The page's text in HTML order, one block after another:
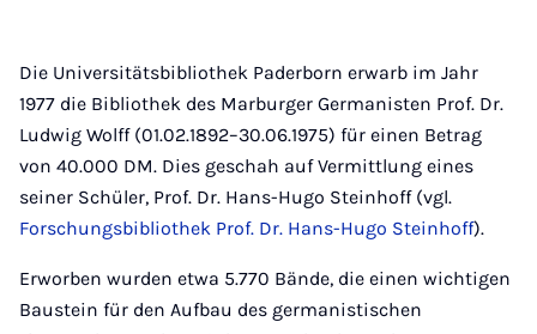
Die Universitätsbibliothek Paderborn erwarb im Jahr
1977 die Bibliothek des Marburger Germanisten Prof. Dr.
Ludwig Wolff (01.02.1892–30.06.1975) für einen Betrag
von 40.000 DM. Dies geschah auf Vermittlung eines
seiner Schüler, Prof. Dr. Hans-Hugo Steinhoff (vgl.
Forschungsbibliothek Prof. Dr. Hans-Hugo Steinhoff).
Erworben wurden etwa 5.770 Bände, die einen wichtigen
Baustein für den Aufbau des germanistischen